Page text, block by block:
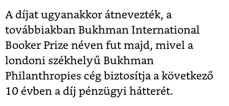
A díjat ugyanakkor átnevezték, a
továbbiakban Bukhman International
Booker Prize néven fut majd, mivel a
londoni székhelyű Bukhman
Philanthropies cég biztosítja a következő
10 évben a díj pénzügyi hátterét.